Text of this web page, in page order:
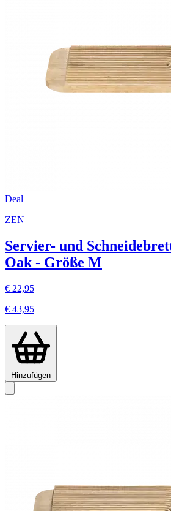
Deal
ZEN
Servier- und
Oak - Größe M
€ 22,95
€ 43,95
Hinzufügen